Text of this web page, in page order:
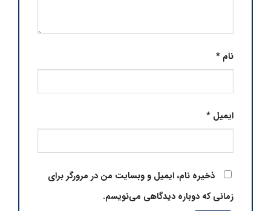
نام*
ایمیل*
ذخیره نام، ایمیل و وبسایت من در مرورگر برای
زمانی که دوباره دیدگاهی می‌نویسم.